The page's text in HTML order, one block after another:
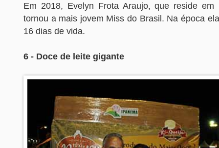
Em 2018, Evelyn Frota Araujo, que reside em
tornou a mais jovem Miss do Brasil. Na época
16 dias de vida.
6 - Doce de leite gigante